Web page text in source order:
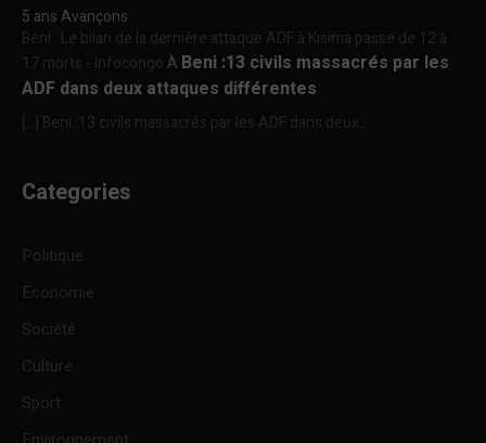
5 ans Avançons
Beni : Le bilan de la dernière attaque ADF à Kisima passe de 12 à
17 morts - InfocongoÀ Beni :13 civils massacrés par les
ADF dans deux attaques différentes
[…] Beni :13 civils massacrés par les ADF dans deux...
Categories
Politique
Economie
Société
Culture
Sport